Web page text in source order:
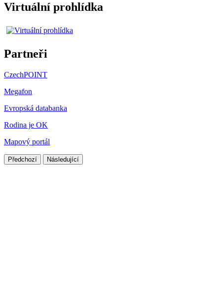
Virtuální prohlídka
Partneři
CzechPOINT
Megafon
Evropská databanka
Rodina je OK
Mapový portál
Předchozí Následující